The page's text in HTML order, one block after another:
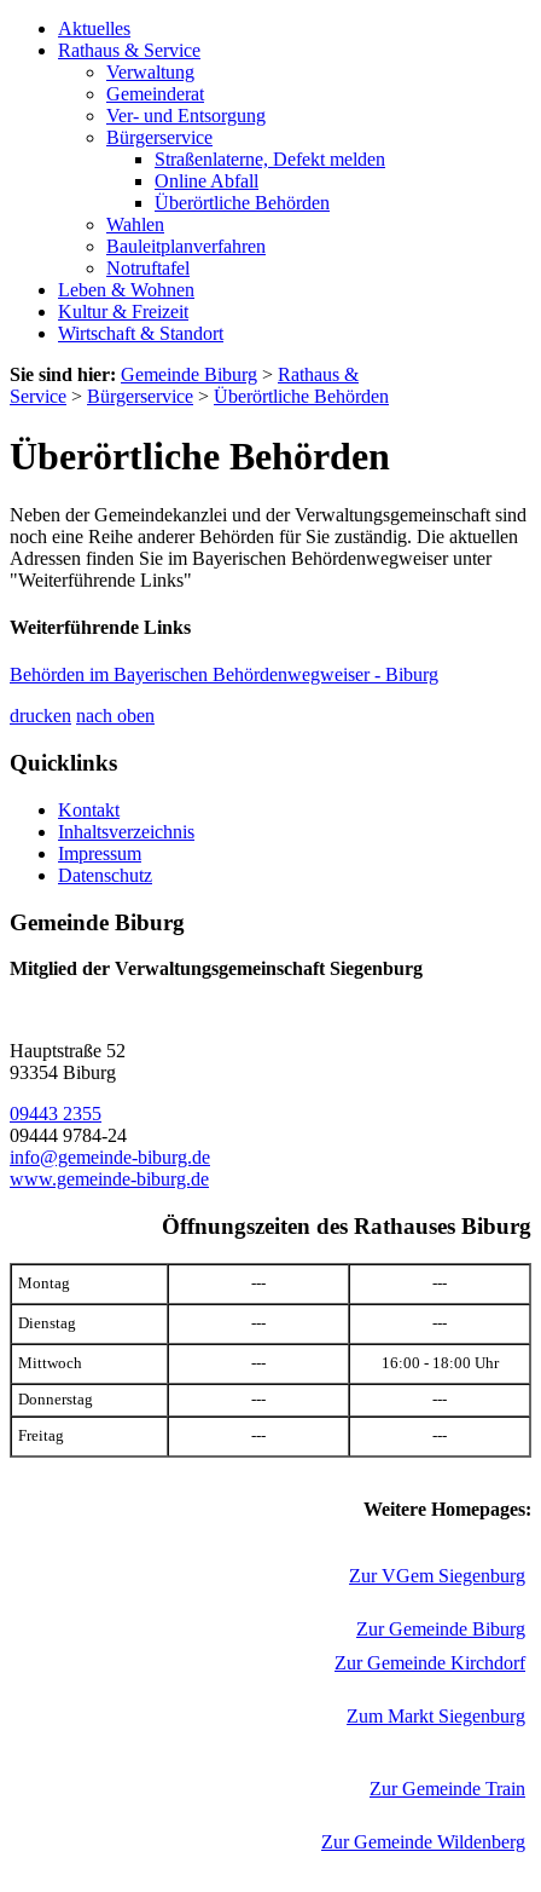
Aktuelles
Rathaus & Service
Verwaltung
Gemeinderat
Ver- und Entsorgung
Bürgerservice
Straßenlaterne, Defekt melden
Online Abfall
Überörtliche Behörden
Wahlen
Bauleitplanverfahren
Notruftafel
Leben & Wohnen
Kultur & Freizeit
Wirtschaft & Standort
Sie sind hier: Gemeinde Biburg > Rathaus &
Service > Bürgerservice > Überörtliche Behörden
Überörtliche Behörden
Neben der Gemeindekanzlei und der Verwaltungsgemeinschaft sind
noch eine Reihe anderer Behörden für Sie zuständig. Die aktuellen
Adressen finden Sie im Bayerischen Behördenwegweiser unter
"Weiterführende Links"
Weiterführende Links
Behörden im Bayerischen Behördenwegweiser - Biburg
drucken nach oben
Quicklinks
Kontakt
Inhaltsverzeichnis
Impressum
Datenschutz
Gemeinde Biburg
Mitglied der Verwaltungsgemeinschaft Siegenburg
Hauptstraße 52
93354 Biburg
09443 2355
09444 9784-24
info@gemeinde-biburg.de
www.gemeinde-biburg.de
Öffnungszeiten des Rathauses Biburg
Montag --- ---
Dienstag --- ---
Mittwoch --- 16:00 - 18:00 Uhr
Donnerstag --- ---
Freitag --- ---
Weitere Homepages:
Zur VGem Siegenburg
Zur Gemeinde Biburg
Zur Gemeinde Kirchdorf
Zum Markt Siegenburg
Zur Gemeinde Train
Zur Gemeinde Wildenberg